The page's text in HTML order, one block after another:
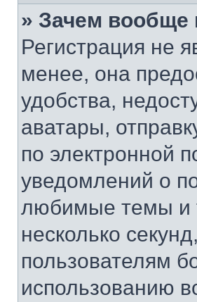
» Зачем вообще
Регистрация не
менее, она
удобства,
аватары,
по электронной
уведомлений о
любимые темы и
несколько
пользователям
использованию